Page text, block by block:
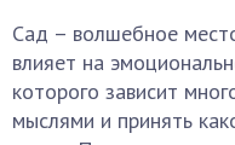
Сад – волшебное
влияет на
которого зависит
мыслями и принять